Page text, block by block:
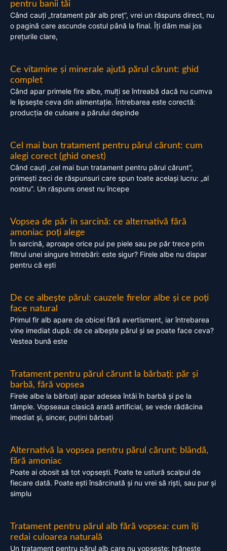
pentru banii tăi
Când cauți „tratament păr alb preț”, vrei un răspuns direct, nu
o pagină care ascunde costul până la final. Îți dăm mai jos
prețurile clare,
Ce vitamine și minerale ajută părul cărunt: ghid
complet
Când apar primele fire albe, mulți se întreabă dacă nu cumva
le lipsește ceva din alimentație. Întrebarea este corectă:
producția de culoare a părului depinde
Cel mai bun tratament pentru părul cărunt: cum
alegi corect (ghid onest)
Când cauți „cel mai bun tratament pentru părul cărunt”,
primești zeci de răspunsuri care spun toate același lucru: „al
nostru”. Un răspuns onest nu începe
Vopsea de păr în sarcină: ce alternativă fără
amoniac poți alege
În sarcină, aproape orice pui pe piele sau pe păr trece prin
filtrul unei singure întrebări: este sigur? Firele albe nu dispar
pentru că ești
De ce albește părul: cauzele firelor albe și ce poți
face natural
Primul fir alb apare de obicei fără avertisment, iar întrebarea
vine imediat după: de ce albește părul și se poate face ceva?
Vestea bună este
Tratament pentru părul cărunt la bărbați: păr și
barbă, fără vopsea
Firele albe la bărbați apar adesea întâi în barbă și pe la
tâmple. Vopseaua clasică arată artificial, se vede rădăcina
imediat și, sincer, puțini bărbați
Alternativă la vopsea pentru părul cărunt: blândă,
fără amoniac
Poate ai obosit să tot vopsești. Poate te ustură scalpul de
fiecare dată. Poate ești însărcinată și nu vrei să riști, sau pur și
simplu
Tratament pentru părul alb fără vopsea: cum îți
redai culoarea naturală
Un tratament pentru părul alb care nu vopsește: hrănește